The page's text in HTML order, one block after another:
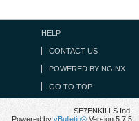
HELP
CONTACT US
POWERED BY NGINX
GO TO TOP
SE7ENKILLS Ind.
Powered by vBulletin® Version 5.7.5